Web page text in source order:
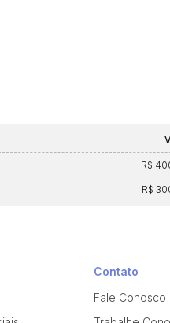
R$
R$
Contato
Fale Conosco